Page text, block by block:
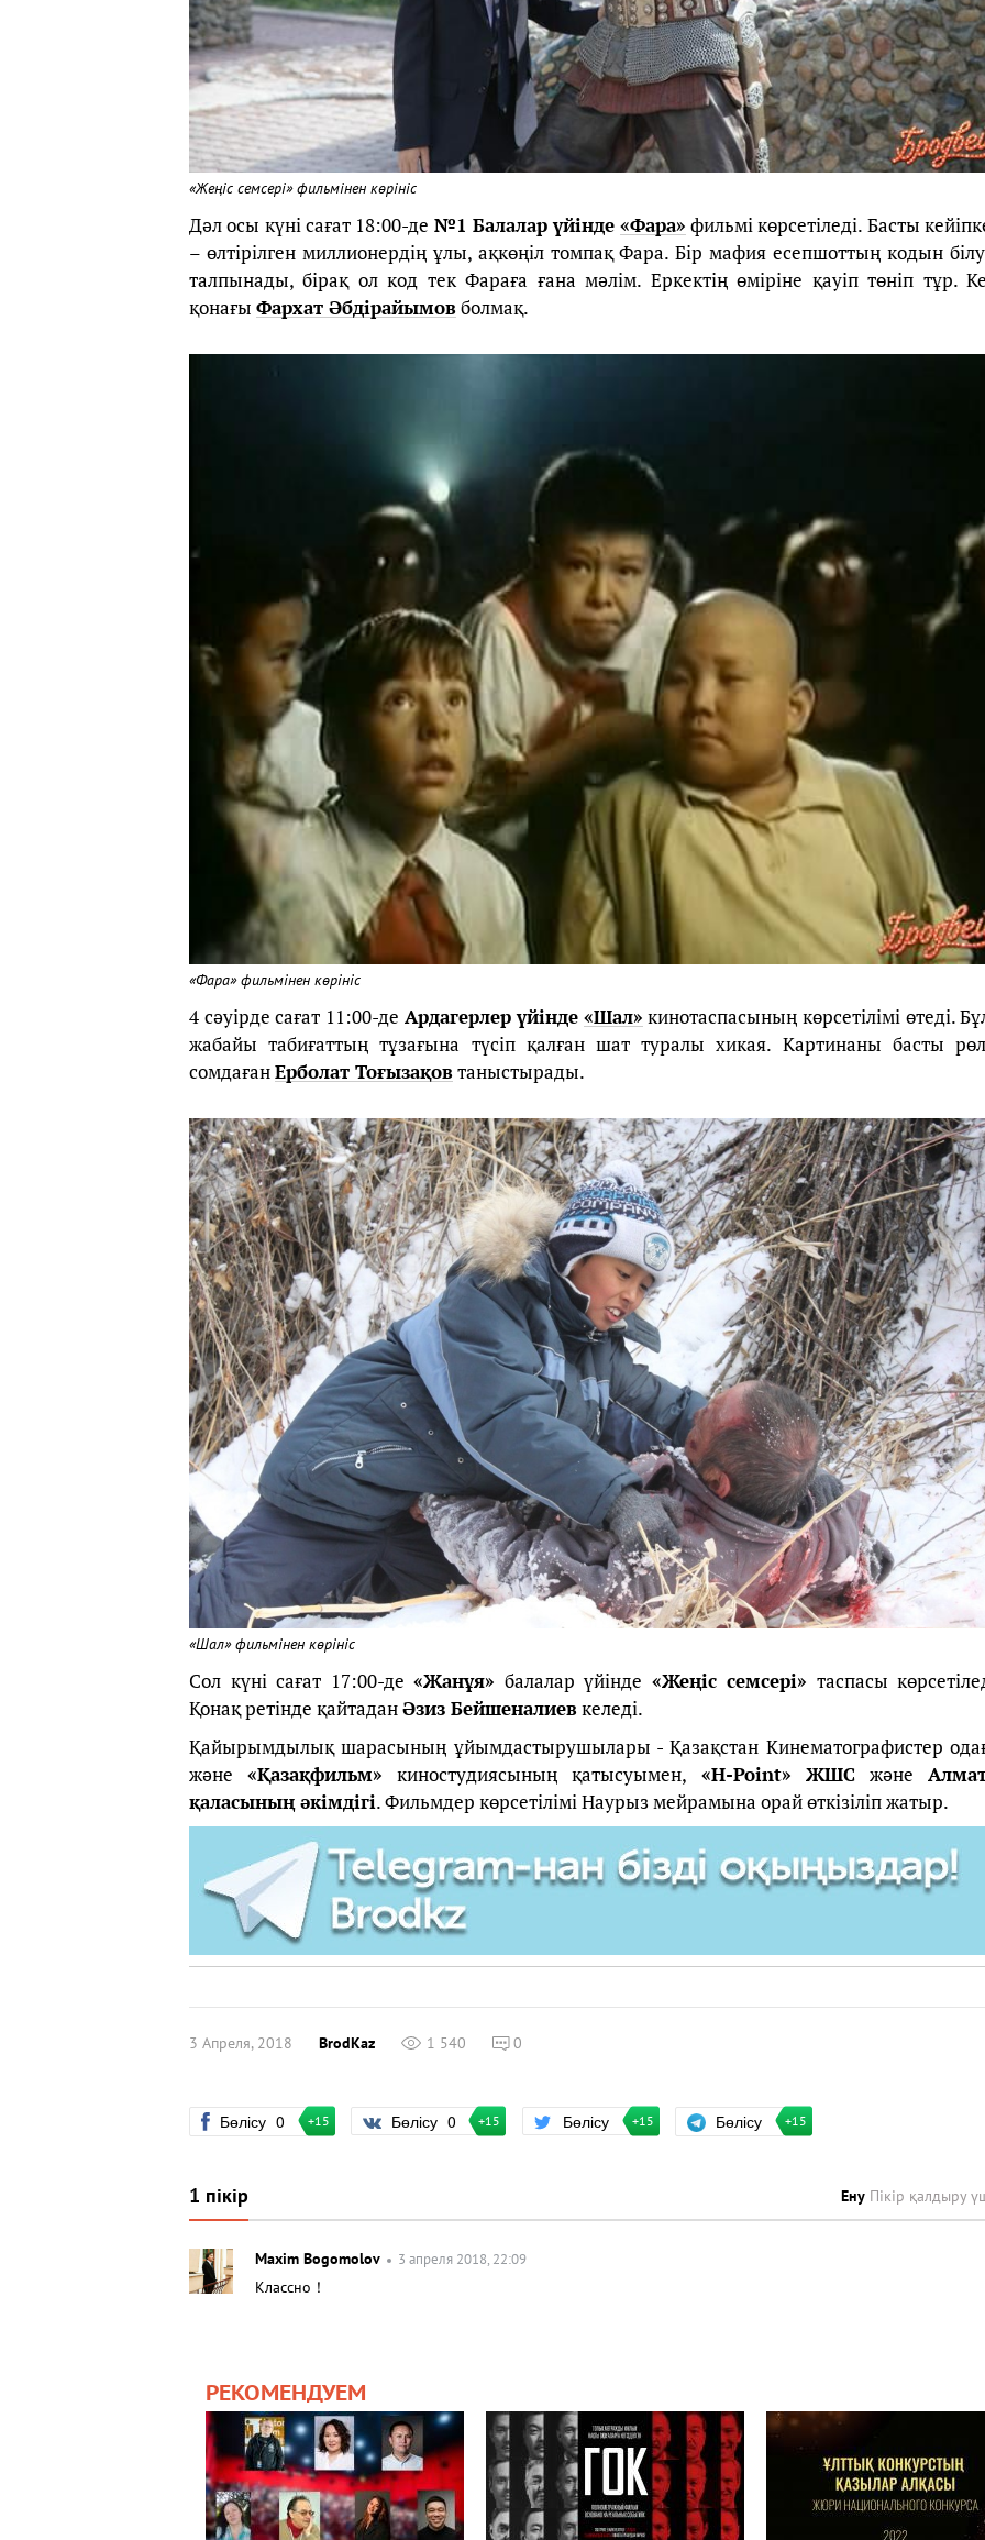
«Жеңіс семсері» фильмінен көрініс
Дәл осы күні сағат 18:00-де №1 Балалар үйінде «Фара» фильмі көрсетіледі. Басты
– өлтірілген миллионердің ұлы, ақкөңіл томпақ Фара. Бір мафия есепшоттың кодын
талпынады, бірақ ол код тек Фараға ғана мәлім. Еркектің өміріне қауіп төніп тұр.
қонағы Фархат Әбдірайымовболмақ.
«Фара» фильмінен көрініс
4 сәуірде сағат 11:00-де Ардагерлер үйінде «Шал» кинотаспасының көрсетілімі өтеді.
жабайы табиғаттың тұзағына түсіп қалған шат туралы хикая. Картинаны басты
сомдағанЕрболат Тоғызақовтаныстырады.
«Шал» фильмінен көрініс
Сол күні сағат 17:00-де «Жанұя» балалар үйінде «Жеңіс семсері» таспасы
Қонақ ретінде қайтаданӘзиз Бейшеналиевкеледі.
Қайырымдылық шарасының ұйымдастырушылары - Қазақстан Кинематографистер
және«Қазақфильм» киностудиясының қатысуымен, «H-Point» ЖШСжәне
қаласының әкімдігі. Фильмдер көрсетілімі Наурыз мейрамына орай өткізіліп жатыр.
3 Апреля, 2018 BrodKaz 1 540 0
Бөлісу 0 +15 Бөлісу 0 +15 Бөлісу +15 Бөлісу +15
1 пікір Ену Пікір қалдыру
Maxim Bogomolov 3 апреля 2018, 22:09
Классно！
РЕКОМЕНДУЕМ